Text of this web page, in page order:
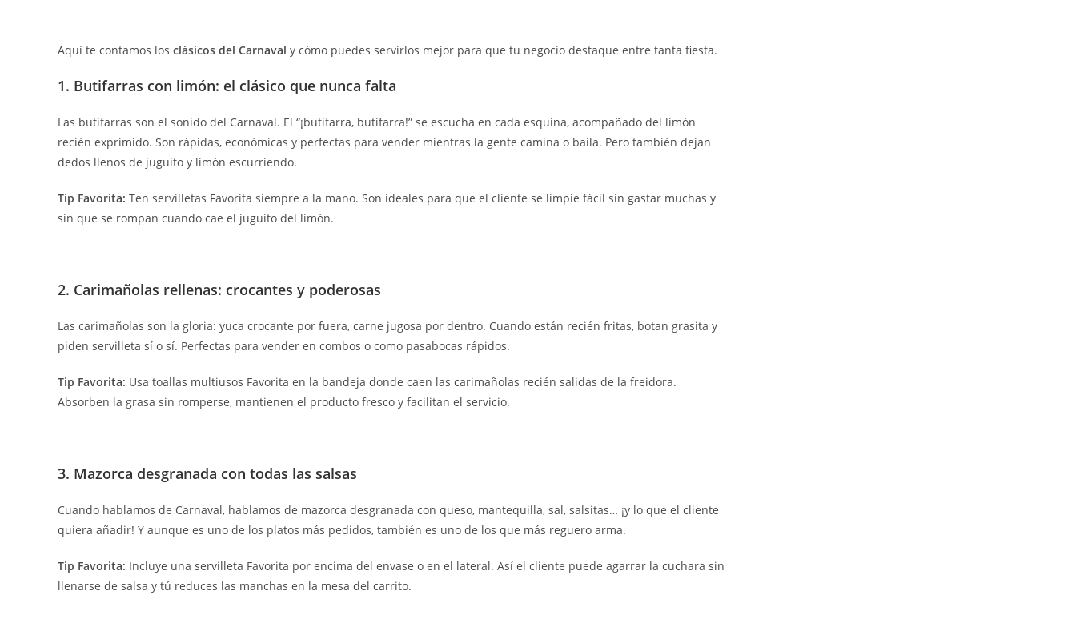
Aquí te contamos los clásicos del Carnaval y cómo puedes servirlos mejor para que tu negocio destaque entre tanta fiesta.
1. Butifarras con limón: el clásico que nunca falta
Las butifarras son el sonido del Carnaval. El “¡butifarra, butifarra!” se escucha en cada esquina, acompañado del limón
recién exprimido. Son rápidas, económicas y perfectas para vender mientras la gente camina o baila. Pero también dejan
dedos llenos de juguito y limón escurriendo.
Tip Favorita: Ten servilletas Favorita siempre a la mano. Son ideales para que el cliente se limpie fácil sin gastar muchas y
sin que se rompan cuando cae el juguito del limón.
2. Carimañolas rellenas: crocantes y poderosas
Las carimañolas son la gloria: yuca crocante por fuera, carne jugosa por dentro. Cuando están recién fritas, botan grasita y
piden servilleta sí o sí. Perfectas para vender en combos o como pasabocas rápidos.
Tip Favorita: Usa toallas multiusos Favorita en la bandeja donde caen las carimañolas recién salidas de la freidora.
Absorben la grasa sin romperse, mantienen el producto fresco y facilitan el servicio.
3. Mazorca desgranada con todas las salsas
Cuando hablamos de Carnaval, hablamos de mazorca desgranada con queso, mantequilla, sal, salsitas… ¡y lo que el cliente
quiera añadir! Y aunque es uno de los platos más pedidos, también es uno de los que más reguero arma.
Tip Favorita: Incluye una servilleta Favorita por encima del envase o en el lateral. Así el cliente puede agarrar la cuchara sin
llenarse de salsa y tú reduces las manchas en la mesa del carrito.